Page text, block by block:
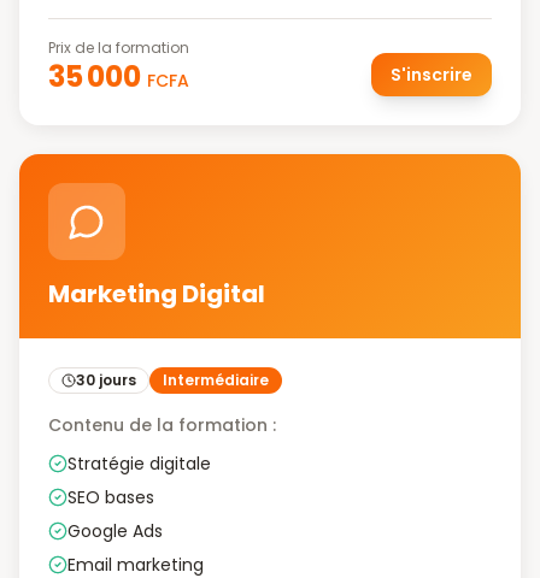
Prix de la formation
35 000 FCFA S'inscrire
Marketing Digital
30 jours Intermédiaire
Contenu de la formation :
Stratégie digitale
SEO bases
Google Ads
Email marketing